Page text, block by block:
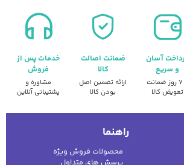
آسان
و سریع
تا ۷ روز ضمانت
تعویض کالا
ضمانت اصالت
کالا
ارائه تضمین اصل
بودن کالا
خدمات پس از
فروش
مشاوره و
پشتیبانی آنلاین
راهنما
محصولات فروش ویژه
پرسش های متداول